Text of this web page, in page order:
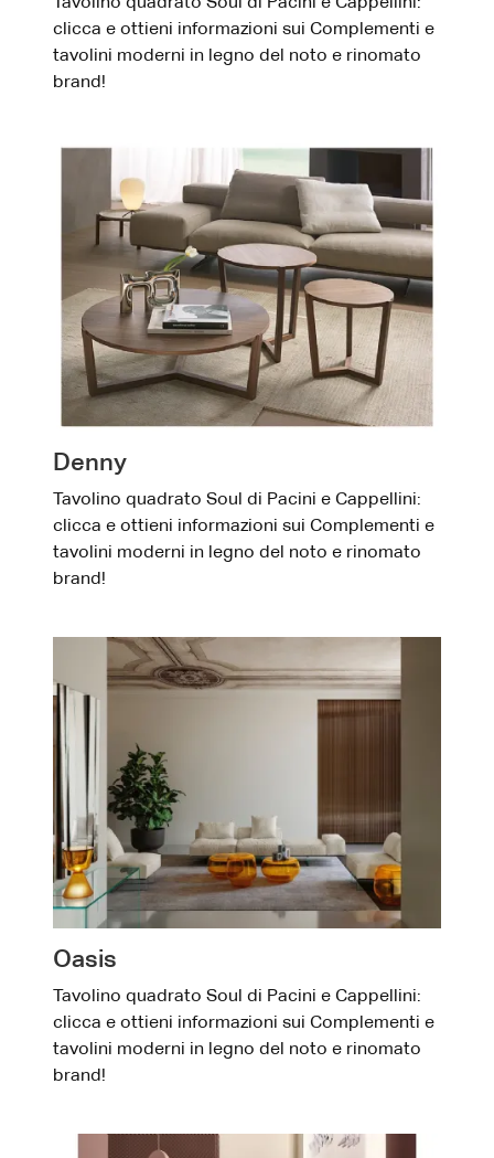
clicca e ottieni informazioni sui Complementi e
tavolini moderni in legno del noto e rinomato
brand!
Denny
Tavolino quadrato Soul di Pacini e Cappellini:
clicca e ottieni informazioni sui Complementi e
tavolini moderni in legno del noto e rinomato
brand!
Oasis
Tavolino quadrato Soul di Pacini e Cappellini:
clicca e ottieni informazioni sui Complementi e
tavolini moderni in legno del noto e rinomato
brand!